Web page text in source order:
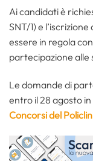
Ai candidati è
SNT/1) e
essere in regola
partecipazione alle
Le domande di
entro il 28 agosto
Concorsi del